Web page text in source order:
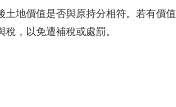
土地價值是否與原持分相符。若有價值
，以免遭補稅或處罰。